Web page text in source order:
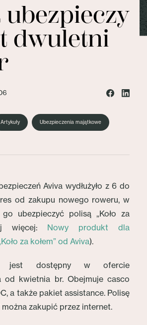
ubezpieczy
dwuletni
Artykuły Ubezpieczenia majątkowe
Aviva wydłużyło z 6 do
od zakupu nowego roweru, w
ubezpieczyć polisą „Koło za
więcej: Nowy produkt dla
za kołem” od Aviva).
jest dostępny w ofercie
od kwietnia br. Obejmuje casco
a także pakiet assistance. Polisę
można zakupić przez internet.